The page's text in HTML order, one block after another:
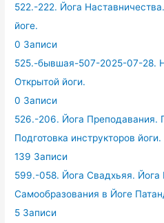
522.-222. Йога
йоге.
0 Записи
525.-бывшая-507-2025-07-28.
Открытой йоги.
0 Записи
526.-206. Йога Преподавания.
Подготовка инструкторов
139 Записи
599.-058. Йога Свадхьяя. Йога
Самообразования в Йоге
5 Записи